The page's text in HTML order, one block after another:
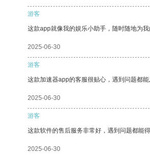
游客
这款app就像我的娱乐小助手，随时随地为我
2025-06-30
游客
这款加速器app的客服很贴心，遇到问题都能
2025-06-30
游客
这款软件的售后服务非常好，遇到问题都能得
2025-06-30